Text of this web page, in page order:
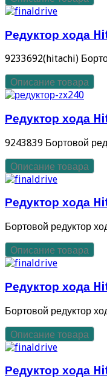
Редуктор хода
9233692(hitachi)
Описание товара
Редуктор хода
9243839 Бортовой
Описание товара
Редуктор хода
Бортовой редуктор
Описание товара
Редуктор хода
Бортовой редуктор
Описание товара
Редуктор хода